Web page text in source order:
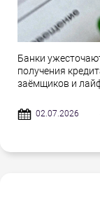
Банки
получения
заёмщиков и
02.07.2026